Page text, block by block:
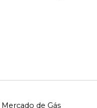
Mercado de Gás